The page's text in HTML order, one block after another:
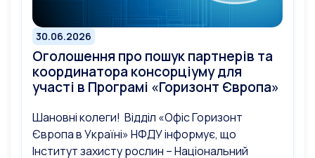
30.06.2026
Оголошення про пошук партнерів та
координатора консорціуму для
участі в Програмі «Горизонт Європа»
Шановні колеги! Відділ «Офіс Горизонт
Європа в Україні» НФДУ інформує, що
Інститут захисту рослин – Національний